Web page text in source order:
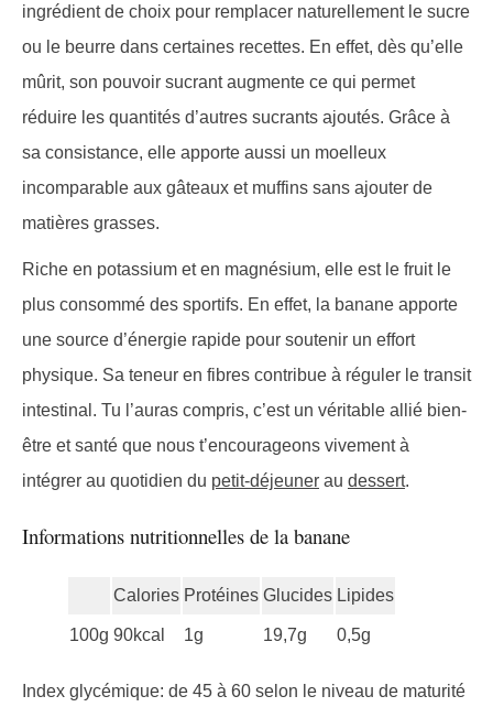
publications
ingrédient de choix pour remplacer naturellement le sucre
ou le beurre dans certaines recettes. En effet, dès qu’elle
mûrit, son pouvoir sucrant augmente ce qui permet
réduire les quantités d’autres sucrants ajoutés. Grâce à
sa consistance, elle apporte aussi un moelleux
incomparable aux gâteaux et muffins sans ajouter de
matières grasses.
Riche en potassium et en magnésium, elle est le fruit le
plus consommé des sportifs. En effet, la banane apporte
une source d’énergie rapide pour soutenir un effort
physique. Sa teneur en fibres contribue à réguler le transit
intestinal. Tu l’auras compris, c’est un véritable allié bien-
être et santé que nous t’encourageons vivement à
intégrer au quotidien du petit-déjeuner au dessert.
Informations nutritionnelles de la banane
Calories Protéines Glucides Lipides
100g 90kcal 1g 19,7g 0,5g
Index glycémique: de 45 à 60 selon le niveau de maturité